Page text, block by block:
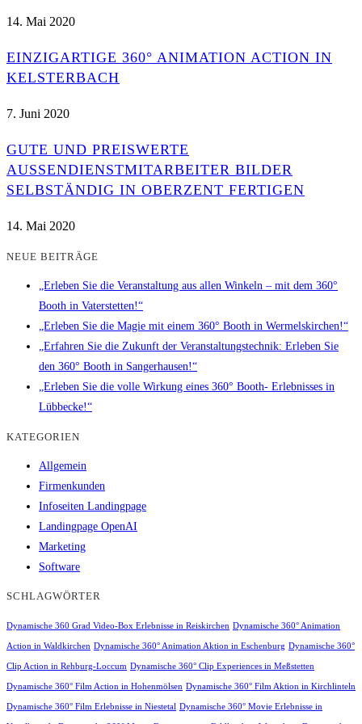
14. Mai 2020
EINZIGARTIGE 360° ANIMATION ACTION IN
KELSTERBACH
7. Juni 2020
GUTE UND PREISWERTE
AUSSENDIENSTMITARBEITER BILDER S
ELBSTÄNDIG IN OBERZENT FERTIGEN
14. Mai 2020
NEUE BEITRÄGE
„Erleben Sie die Veranstaltung aus allen Winkeln – mit dem 360°
Booth in Vaterstetten!“
„Erleben Sie die Magie mit einem 360° Booth in Wermelskirchen!“
„Erfahren Sie die Zukunft der Veranstaltungstechnik: Erleben Sie
den 360° Booth in Sangerhausen!“
„Erleben Sie die volle Wirkung eines 360° Booth- Erlebnisses in
Lübbecke!“
KATEGORIEN
Allgemein
Firmenkunden
Infoseiten Landingpage
Landingpage OpenAI
Marketing
Software
SCHLAGWÖRTER
Dynamische 360 Grad Video-Box Erlebnisse in Reiskirchen Dynamische 360° Animation
Action in Waldkirchen Dynamische 360° Animation Aktion in Eschenburg Dynamische 360°
Clip Action in Rehburg-Loccum Dynamische 360° Clip Experiences in Meßstetten
Dynamische 360° Film Action in Hohenmölsen Dynamische 360° Film Aktion in Kirchlinteln
Dynamische 360° Film Erlebnisse in Niestetal Dynamische 360° Movie Erlebnisse in